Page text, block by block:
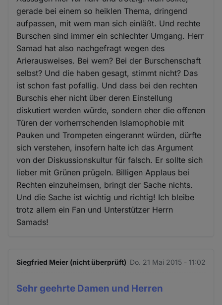
gerade bei einem so heiklen Thema, dringend
aufpassen, mit wem man sich einläßt. Und rechte
Burschen sind immer ein schlechter Umgang. Herr
Samad hat also nachgefragt wegen des
Arierausweises. Bei wem? Bei der Burschenschaft
selbst? Und die haben gesagt, stimmt nicht? Das
ist schon fast pofallig. Und dass bei den rechten
Burschis eher nicht über deren Einstellung
diskutiert werden würde, sondern eher die offenen
Türen der vorherrschenden Islamophobie mit
Pauken und Trompeten eingerannt würden, dürfte
sich verstehen, insofern halte ich das Argument
von der Diskussionskultur für falsch. Er sollte sich
lieber mit Grünen prügeln. Billigen Applaus bei
Rechten einzuheimsen, bringt der Sache nichts.
Und die Sache ist wichtig und richtig! Ich bleibe
trotz allem ein Fan und Unterstützer Herrn
Samads!
Siegfried Meier (nicht überprüft) Do. 21 Mai 2015 - 11:02
Sehr geehrte Damen und Herren